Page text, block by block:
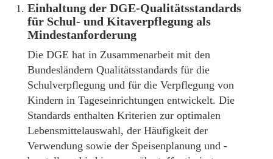
Einhaltung der DGE-Qualitätsstandards
für Schul- und Kitaverpflegung als
Mindestanforderung
Die DGE hat in Zusammenarbeit mit den
Bundesländern Qualitätsstandards für die
Schulverpflegung und für die Verpflegung von
Kindern in Tageseinrichtungen entwickelt. Die
Standards enthalten Kriterien zur optimalen
Lebensmittelauswahl, der Häufigkeit der
Verwendung sowie der Speisenplanung und -